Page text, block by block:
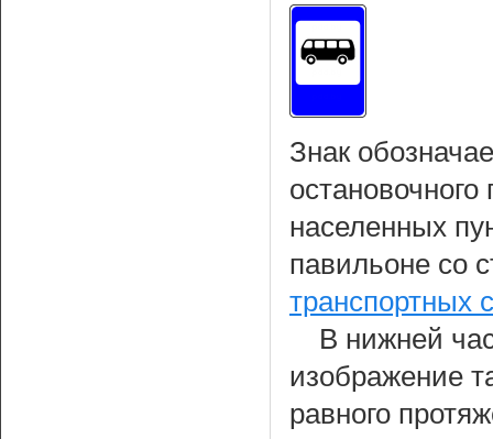
Знак
остановочного
населенных
павильоне со
транспортных
В нижней
изображение
равного